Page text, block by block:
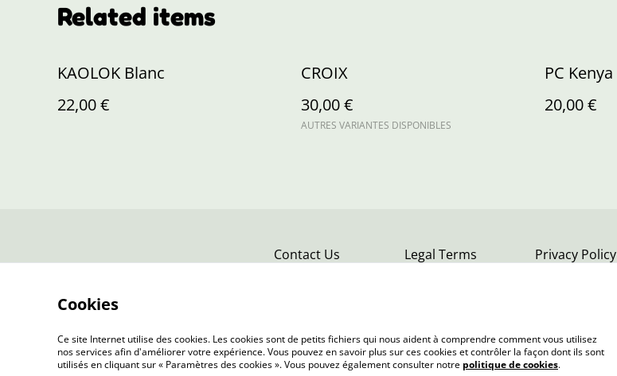
Related items
KAOLOK Blanc
22,00 €
CROIX
30,00 €
AUTRES VARIANTES DISPONIBLES
PC Kenya
20,00 €
Contact Us Legal Terms Privacy Policy
©2026 L'Atelier de Louise
Cookies
Ce site Internet utilise des cookies. Les cookies sont de petits fichiers qui nous aident à comprendre comment vous utilisez
nos services afin d'améliorer votre expérience. Vous pouvez en savoir plus sur ces cookies et contrôler la façon dont ils sont
utilisés en cliquant sur « Paramètres des cookies ». Vous pouvez également consulter notre politique de cookies.